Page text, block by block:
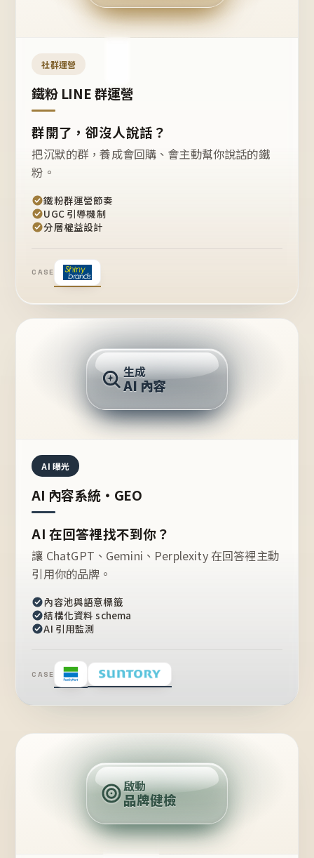
開團
嗎？
社群運營
鐵粉 LINE 群運營
群開了，卻沒人說話？
把沉默的群，養成會回購、會主動幫你說話的鐵
粉。
鐵粉群運營節奏
UGC 引導機制
分層權益設計
CASE
推薦的台灣品牌？
生成
AI 內容
AI 曝光
AI 內容系統・GEO
AI 在回答裡找不到你？
讓 ChatGPT、Gemini、Perplexity 在回答裡主動
引用你的品牌。
內容池與語意標籤
結構化資料 schema
AI 引用監測
CASE
定
位
點
啟動
品牌健檢